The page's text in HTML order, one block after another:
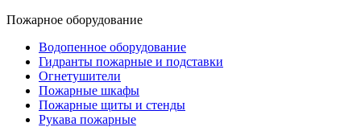
Пожарное оборудование
Водопенное оборудование
Гидранты пожарные и подставки
Огнетушители
Пожарные шкафы
Пожарные щиты и стенды
Рукава пожарные